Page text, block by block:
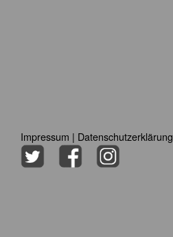
Impressum | Datenschutzerklärung